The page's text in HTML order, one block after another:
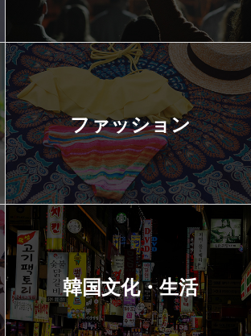
ファッション
韓国文化・生活